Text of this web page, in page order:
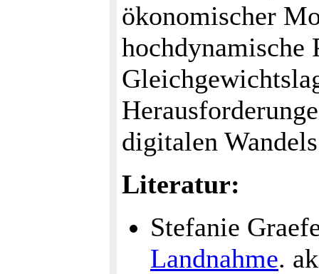
ökonomischer
hochdynamische
digitalen
Literatur:
Stefanie
Landnahme.